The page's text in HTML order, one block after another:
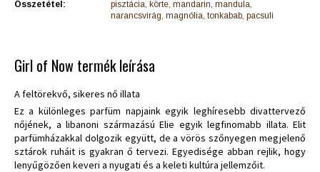
Összetétel:
pisztácia, körte, mandarin, mandula,
narancsvirág, magnólia, tonkabab, pacsuli
Girl of Now termék leírása
A feltörekvő, sikeres nő illata
Ez a különleges parfüm napjaink egyik leghíresebb divattervező
nőjének, a libanoni származású Elie egyik legfinomabb illata. Elit
parfümházakkal dolgozik együtt, de a vörös szőnyegen megjelenő
sztárok ruháit is gyakran ő tervezi. Egyedisége abban rejlik, hogy
lenyűgözően keveri a nyugati és a keleti kultúra jellemzőit.